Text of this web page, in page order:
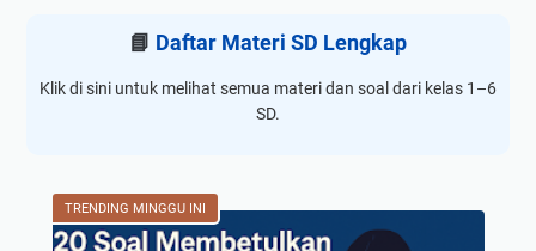
📘 Daftar Materi SD Lengkap
Klik di sini untuk melihat semua materi dan soal dari kelas 1–6
SD.
TRENDING MINGGU INI